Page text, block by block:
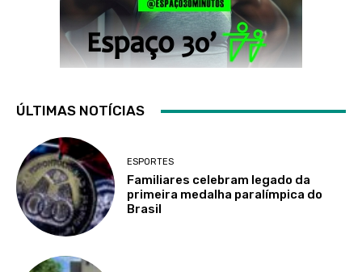
ÚLTIMAS NOTÍCIAS
ESPORTES
Familiares celebram legado da
primeira medalha paralímpica do
Brasil